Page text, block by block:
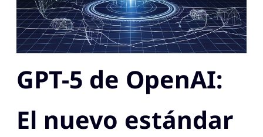
GPT-5 de OpenAI:
El nuevo estándar